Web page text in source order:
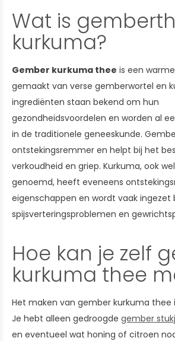
Wat is
kurkuma?
Gember kurkuma thee is een
gemaakt van verse gemberwortel en
ingrediënten staan bekend om hun
gezondheidsvoordelen en worden al
in de traditionele geneeskunde.
ontstekingsremmer en helpt bij het
verkoudheid en griep. Kurkuma, ook
genoemd, heeft eveneens
eigenschappen en wordt vaak ingezet
spijsverteringsproblemen en
Hoe kan je zelf
kurkuma thee
Het maken van gember kurkuma thee
Je hebt alleen gedroogde gember
en eventueel wat honing of citroen